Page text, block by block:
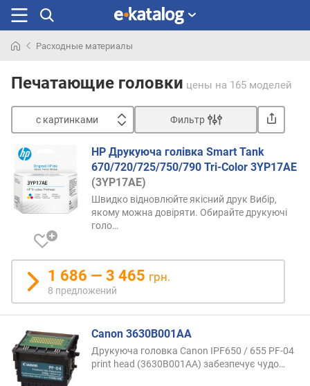
раньше
Расходные материалы
Печатающие головки цены на 165 моделей
с картинками
с
к
а
р
и
н
к
а
м
и
о
т
д
е
Фильтр
HP Друкуюча голівка Smart Tank
670/720/725/750/790 Tri-Color 3YP17AE
(3YP17AE)
Швидко відновлюйте якісний друк Вибір,
якому можна довіряти. Обирайте друкуючі
голо…
1 686 — 3 465 грн.
8 предложений
Canon 3630B001AA
Друкуюча головка Canon IPF650 / 655 PF-04
print head (3630B001AA) забезпечує чудо…